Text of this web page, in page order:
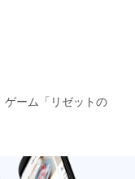
ゲーム「リゼットの